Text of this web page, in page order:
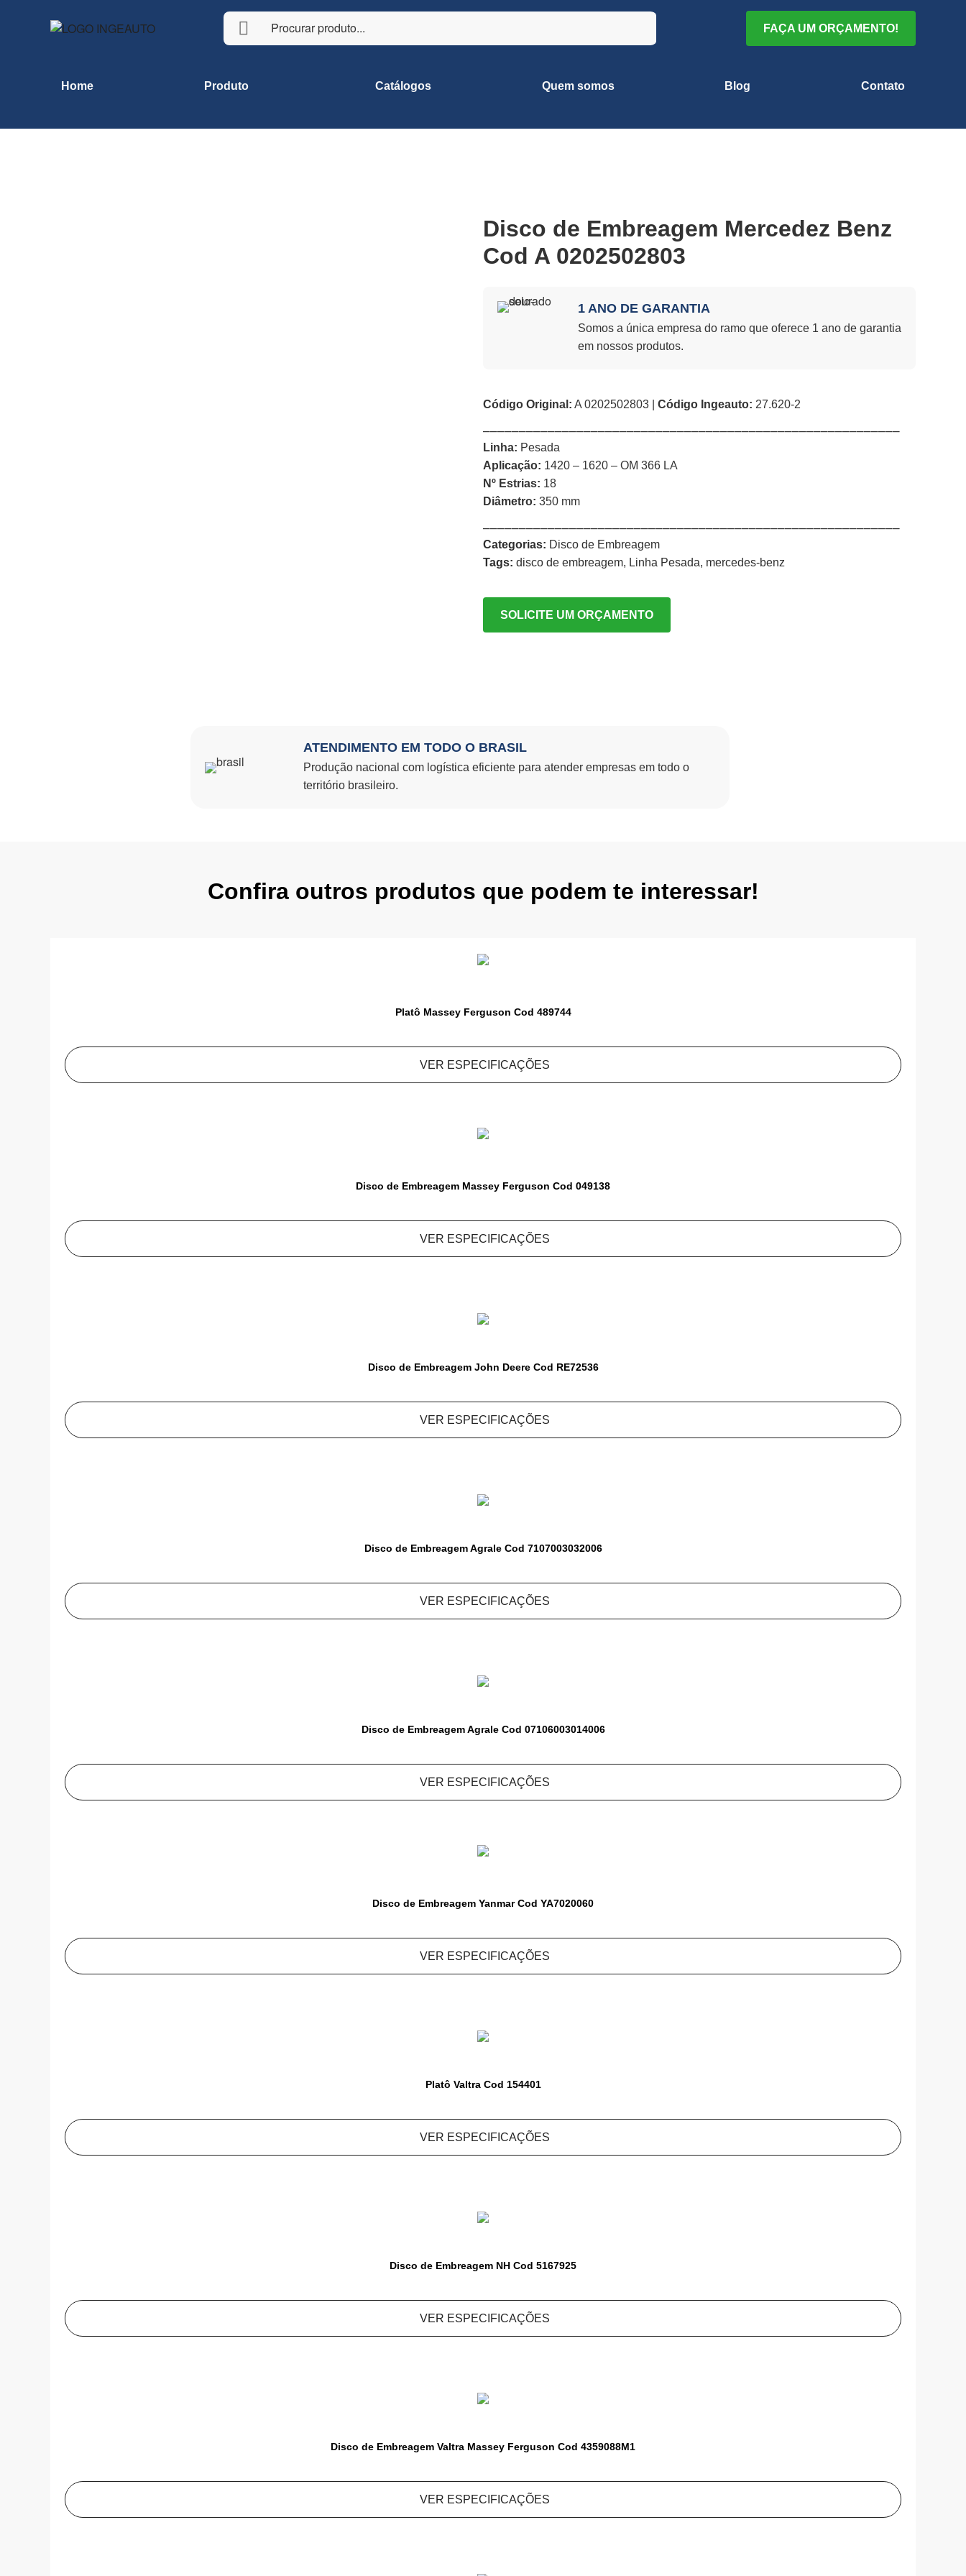
FAÇA UM ORÇAMENTO!
Home Produto Catálogos Quem somos Blog Contato
Disco de Embreagem Mercedez Benz
Cod A 0202502803
1 ANO DE GARANTIA
Somos a única empresa do ramo que oferece 1 ano de garantia
em nossos produtos.
Código Original: A 0202502803 | Código Ingeauto: 27.620-2
Linha: Pesada
Aplicação: 1420 – 1620 – OM 366 LA
Nº Estrias: 18
Diâmetro: 350 mm
Categorias: Disco de Embreagem
Tags: disco de embreagem, Linha Pesada, mercedes-benz
SOLICITE UM ORÇAMENTO
ATENDIMENTO EM TODO O BRASIL
Produção nacional com logística eficiente para atender empresas em todo o
território brasileiro.
Confira outros produtos que podem te interessar!
Platô Massey Ferguson Cod 489744
VER ESPECIFICAÇÕES
Disco de Embreagem Massey Ferguson Cod 049138
VER ESPECIFICAÇÕES
Disco de Embreagem John Deere Cod RE72536
VER ESPECIFICAÇÕES
Disco de Embreagem Agrale Cod 7107003032006
VER ESPECIFICAÇÕES
Disco de Embreagem Agrale Cod 07106003014006
VER ESPECIFICAÇÕES
Disco de Embreagem Yanmar Cod YA7020060
VER ESPECIFICAÇÕES
Platô Valtra Cod 154401
VER ESPECIFICAÇÕES
Disco de Embreagem NH Cod 5167925
VER ESPECIFICAÇÕES
Disco de Embreagem Valtra Massey Ferguson Cod 4359088M1
VER ESPECIFICAÇÕES